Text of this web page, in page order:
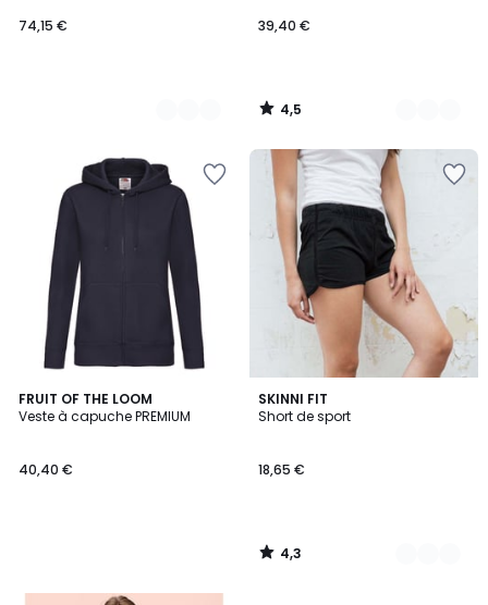
74,15 €
39,40 €
4,5
/
FRUIT OF THE LOOM
Veste à capuche PREMIUM
40,40 €
SKINNI FIT
Short de sport
18,65 €
4,3
/ 5
6
Couleurs
4,3
/